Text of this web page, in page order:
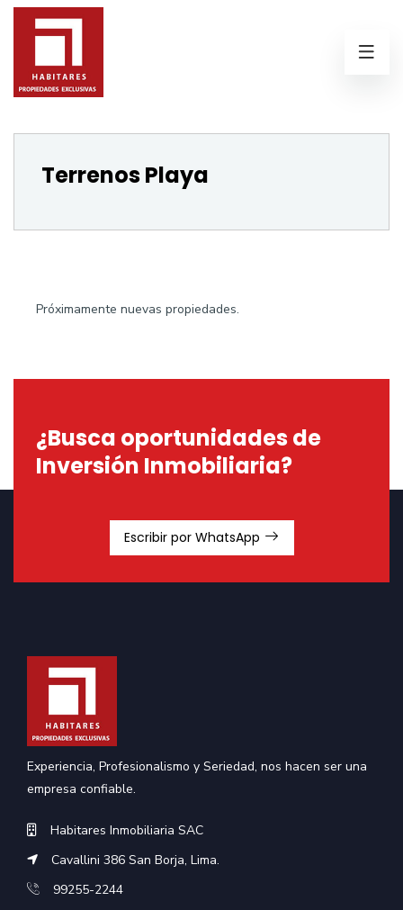
Terrenos Playa
Próximamente nuevas propiedades.
¿Busca oportunidades de
Inversión Inmobiliaria?
Escribir por WhatsApp
Experiencia, Profesionalismo y Seriedad, nos hacen ser una
empresa confiable.
Habitares Inmobiliaria SAC
Cavallini 386 San Borja, Lima.
99255-2244